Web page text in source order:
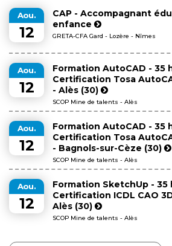
Aou.
12
CAP - Accompagnant
enfance
GRETA-CFA Gard - Lozère - Nîmes
Aou.
12
Formation AutoCAD - 35
Certification Tosa
- Alès (30)
SCOP Mine de talents - Alès
Aou.
12
Formation AutoCAD - 35
Certification Tosa
- Bagnols-sur-Cèze (30)
SCOP Mine de talents - Alès
Aou.
12
Formation SketchUp - 35
Certification ICDL CAO
Alès (30)
SCOP Mine de talents - Alès